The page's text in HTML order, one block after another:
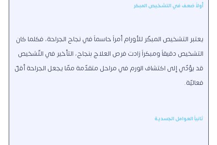
أولاً ضعف في التشخيص المبكر
يعتبر التشخيص المبكّر للأورام أمراً حاسماً في نجاح الجراحة، فكلما كان
التشخيص دقيقاً ومبكراً زادت فرص العلاج بنجاح، التأخير في التّشخيص
قد يؤدّي إلى اكتشاف الورم في مراحل متقدّمة ممّا يجعل الجراحة أقلّ
فعاليّة.
ثانياً العوامل الجسدية